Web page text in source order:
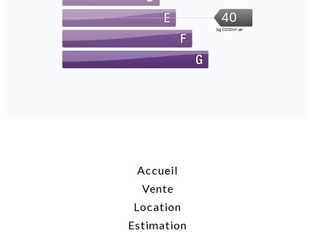
40
kg CO2/m².an
Accueil
Vente
Location
Estimation